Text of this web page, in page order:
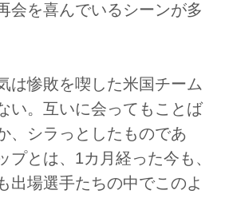
会を喜んでいるシーンが多
は惨敗を喫した米国チーム
い。互いに会ってもことば
、シラっとしたものであ
プとは、1カ月経った今も、
出場選手たちの中でこのよ